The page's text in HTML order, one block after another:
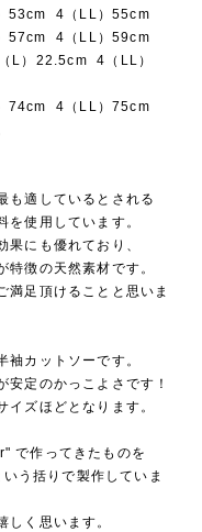
53cm 4（LL）55cm
57cm 4（LL）59cm
L）22.5cm 4（LL）
74cm 4（LL）75cm
も適しているとされる
使用しています。
にも優れており、
徴の天然素材です。
満足頂けることと思いま
カットソーです。
安定のかっこよさです！
ズほどとなります。
で作ってきたものを
う括りで製作していま
しく思います。